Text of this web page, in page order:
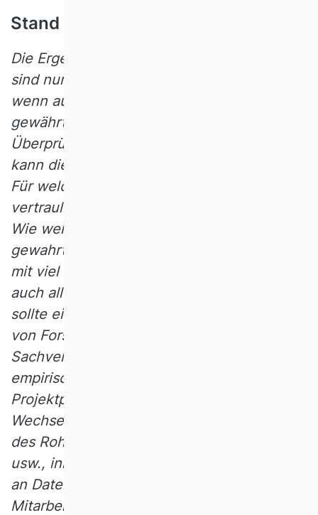
Stand 2018
Die Ergebnisse von Forschungsarbeiten
sind nur dann intersubjektiv überprüfbar,
wenn auch ein Zugang zu den Daten
gewährt wird bzw. im Nachgang auch deren
Überprüfbarkeit sichergestellt wird. Wie
kann dieser Zugang sichergestellt werden?
Für welchen Zeitraum? Wie kann mit
vertraulichen Daten umgegangen werden?
Wie werden die Interessen der Autor/innen
gewahrt, die die Daten unter Umständen
mit viel Aufwand gesammelt haben und nun
auch alleine davon profitieren wollen? Wie
sollte eine revisionssichere Dokumentation
von Forschungsarbeiten aussehen? Welche
Sachverhalte ‑ insbesondere bei
empirischen Untersuchungen (z.B.
Projektpläne, Publikationsprojektpläne,
Wechsel von Autorenschaften, Anpassung
des Rohdatensatzes durch Bereinigungen
usw., inhaltliches vs. rechtliches Eigentum
an Daten und Erkenntnissen, Art der
Mitarbeit usw.) sollen in welcher Weise